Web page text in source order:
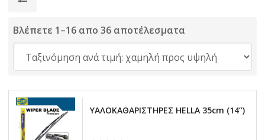
Βλέπετε 1–16 απο 36 αποτέλεσματα
ΥΑΛΟΚΑΘΑΡΙΣΤΗΡΕΣ HELLA 35cm (14”)